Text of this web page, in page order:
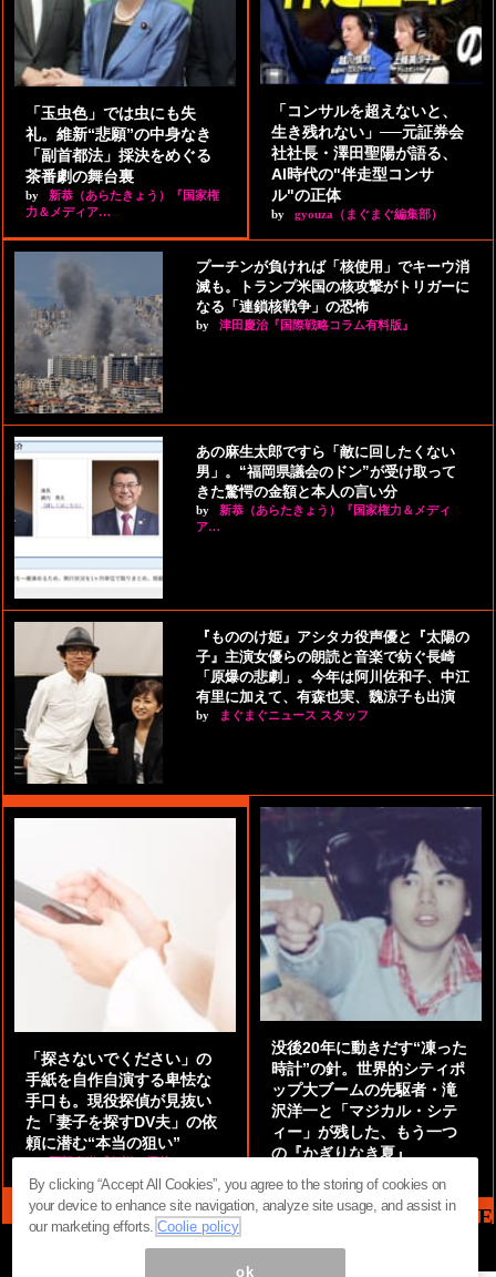
「玉虫色」では虫にも失
礼。維新“悲願”の中身なき
「副首都法」採決をめぐる
茶番劇の舞台裏
by
新恭（あらたきょう）『国家権
力＆メディア…
「コンサルを超えないと、
生き残れない」──元証券会
社社長・澤田聖陽が語る、
AI時代の"伴走型コンサ
ル"の正体
by gyouza（まぐまぐ編集部）
プーチンが負ければ「核使用」でキーウ消
滅も。トランプ米国の核攻撃がトリガーに
なる「連鎖核戦争」の恐怖
by 津田慶治『国際戦略コラム有料版』
あの麻生太郎ですら「敵に回したくない
男」。“福岡県議会のドン”が受け取って
きた驚愕の金額と本人の言い分
by
新恭（あらたきょう）『国家権力＆メディ
ア…
『もののけ姫』アシタカ役声優と『太陽の
子』主演女優らの朗読と音楽で紡ぐ長崎
「原爆の悲劇」。今年は阿川佐和子、中江
有里に加えて、有森也実、魏涼子も出演
by まぐまぐニュース スタッフ
「探さないでください」の
手紙を自作自演する卑怯な
手口も。現役探偵が見抜い
た「妻子を探すDV夫」の依
頼に潜む“本当の狙い”
by 阿部泰尚『伝説の探偵』
没後20年に動きだす“凍った
時計”の針。世界的シティポ
ップ大ブームの先駆者・滝
沢洋一と「マジカル・シテ
ィー」が残した、もう一つ
の『かぎりなき夏』
MAG2 NEWS HEADLINE
By clicking “Accept All Cookies”, you agree to the storing of cookies on
your device to enhance site navigation, analyze site usage, and assist in
our marketing efforts.Coolie policy
ok